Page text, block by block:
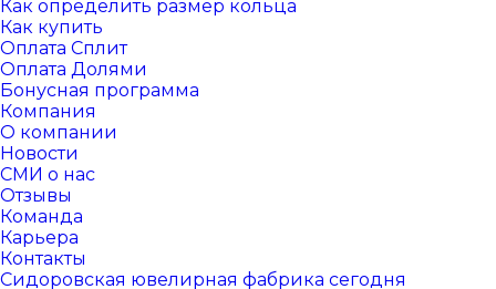
Как определить размер кольца
Как купить
Оплата Сплит
Оплата Долями
Бонусная программа
Компания
О компании
Новости
СМИ о нас
Отзывы
Команда
Карьера
Контакты
Сидоровская ювелирная фабрика сегодня